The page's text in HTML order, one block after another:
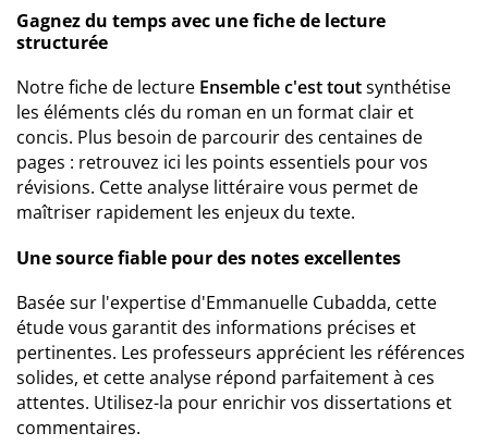
Gagnez du temps avec une fiche de lecture
structurée
Notre fiche de lecture Ensemble c'est toutsynthétise
les éléments clés du roman en un format clair et
concis. Plus besoin de parcourir des centaines de
pages : retrouvez ici les points essentiels pour vos
révisions. Cette analyse littéraire vous permet de
maîtriser rapidement les enjeux du texte.
Une source fiable pour des notes excellentes
Basée sur l'expertise d'Emmanuelle Cubadda, cette
étude vous garantit des informations précises et
pertinentes. Les professeurs apprécient les références
solides, et cette analyse répond parfaitement à ces
attentes. Utilisez-la pour enrichir vos dissertations et
commentaires.